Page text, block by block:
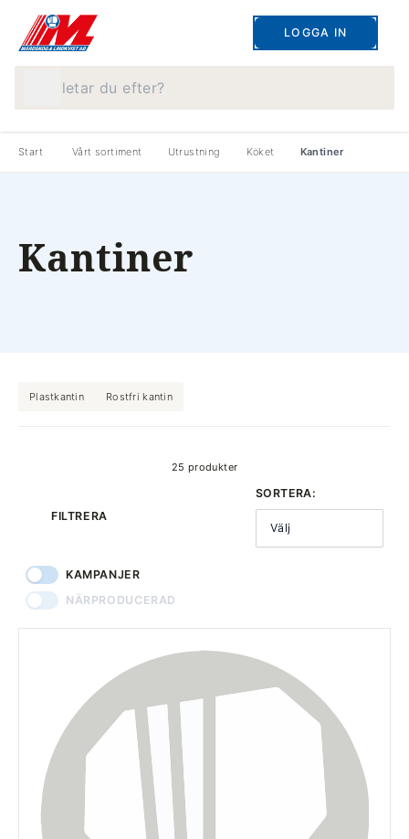
LOGGA IN
Start Vårt sortiment Utrustning Köket Kantiner
Kantiner
Plastkantin Rostfri kantin
25 produkter
FILTRERA
SORTERA:
Välj
KAMPANJER
NÄRPRODUCERAD